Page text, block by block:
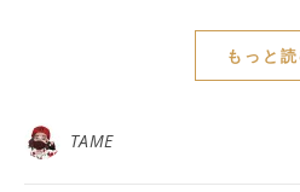
もっと
TAME